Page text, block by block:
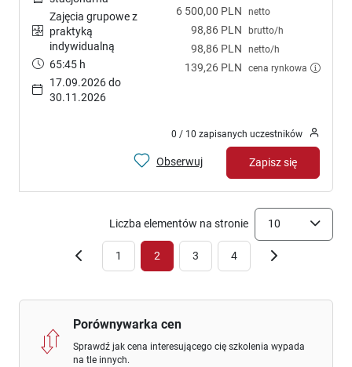
6 500,00 PLN netto
98,86 PLN brutto/h
98,86 PLN netto/h
139,26 PLN cena rynkowa
Zajęcia grupowe z
praktyką
indywidualną
65:45 h
17.09.2026 do
30.11.2026
0 / 10 zapisanych uczestników
Obserwuj Zapisz się
1 2 3 4
Liczba elementów na stronie 10
Porównywarka cen
Sprawdź jak cena interesującego cię szkolenia wypada
na tle innych.